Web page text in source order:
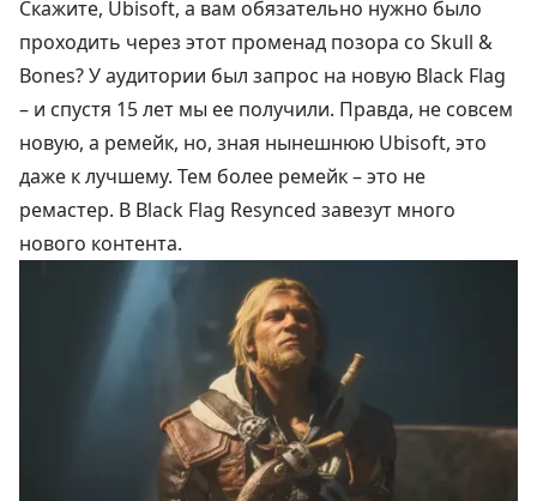
Скажите, Ubisoft, а вам обязательно нужно было
проходить через этот променад позора со Skull &
Bones? У аудитории был запрос на новую Black Flag
– и спустя 15 лет мы ее получили. Правда, не совсем
новую, а ремейк, но, зная нынешнюю Ubisoft, это
даже к лучшему. Тем более ремейк – это не
ремастер. В Black Flag Resynced завезут много
нового контента.